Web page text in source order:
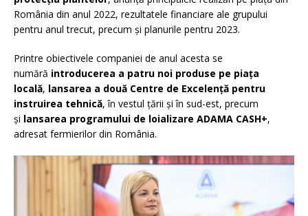
România din anul 2022, rezultatele financiare ale grupului
pentru anul trecut, precum și planurile pentru 2023.
Printre obiectivele companiei de anul acesta se
numără introducerea a patru noi produse pe piața
locală, lansarea a două Centre de Excelență pentru
instruirea tehnică, în vestul țării și în sud-est, precum
și lansarea programului de loializare ADAMA CASH+,
adresat fermierilor din România.